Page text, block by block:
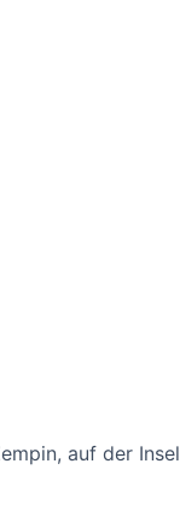
auf der Insel